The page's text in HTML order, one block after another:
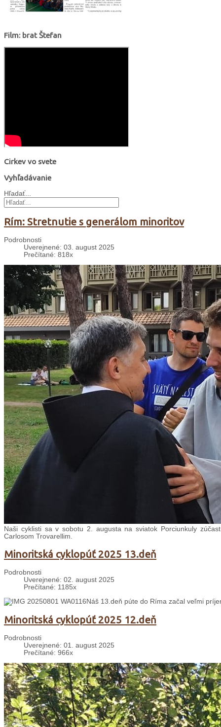
Film: brat Štefan
Cirkev vo svete
Vyhľadávanie
Hľadať...
Rím: Stretnutie s generálom minoritov
Podrobnosti
Uverejnené: 03. august 2025
Prečítané: 818x
Naši cyklisti sa v sobotu 2. augusta na sviatok Porciunkuly
Carlosom Trovarellim.
Minoritská cyklopúť 2025 13.deň
Podrobnosti
Uverejnené: 02. august 2025
Prečítané: 1185x
Náš 13.deň púte do Ríma začal veľmi
Minoritská cyklopúť 2025 12.deň
Podrobnosti
Uverejnené: 01. august 2025
Prečítané: 966x